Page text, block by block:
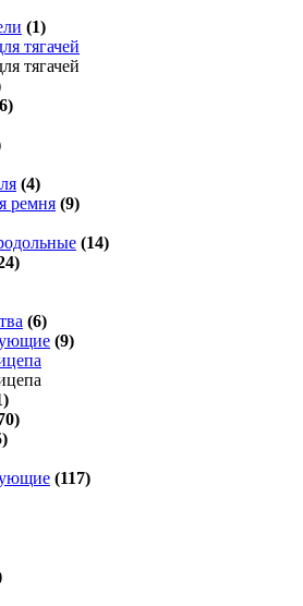
(1)
тягачей
тягачей
(4)
ремня (9)
(14)
(6)
(9)
(117)